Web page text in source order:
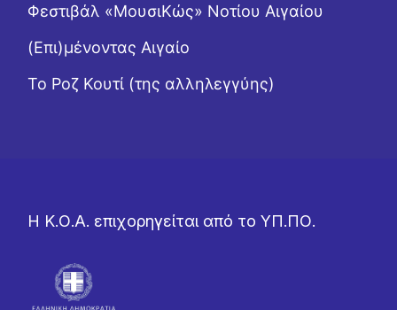
Φεστιβάλ «ΜουσιΚώς» Νοτίου Αιγαίου
(Επι)μένοντας Αιγαίο
Το Ροζ Κουτί (της αλληλεγγύης)
Η Κ.Ο.Α. επιχορηγείται από το ΥΠ.ΠΟ.